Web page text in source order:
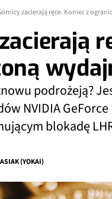
zacierają ręce. Koniec z
podrożeją?
NVIDIA
blokadę
(YOKAI)